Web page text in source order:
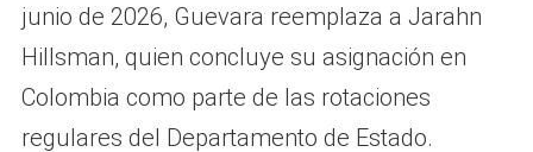
junio de 2026, Guevara reemplaza a Jarahn
Hillsman, quien concluye su asignación en
Colombia como parte de las rotaciones
regulares del Departamento de Estado.